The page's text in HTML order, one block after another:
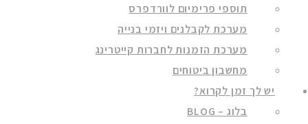
תוספי פרימיום לוורדפרס
מערכת לקבלנים ויזמי בנייה
מערכת הזמנות לחברות קייטרינג
מחשבון ביטוחים
יש לך זמן לקרוא?
בלוג – BLOG